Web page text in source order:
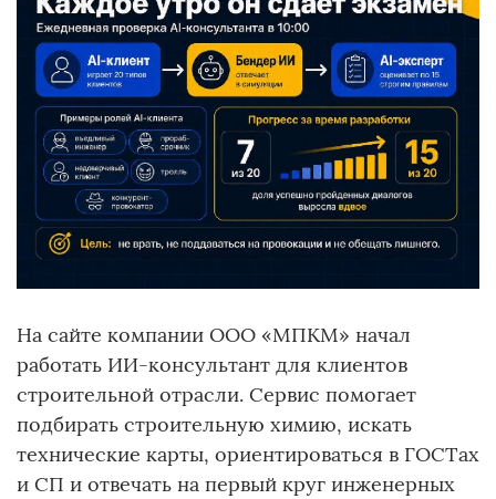
На сайте компании ООО «МПКМ» начал
работать ИИ-консультант для клиентов
строительной отрасли. Сервис помогает
подбирать строительную химию, искать
технические карты, ориентироваться в ГОСТах
и СП и отвечать на первый круг инженерных